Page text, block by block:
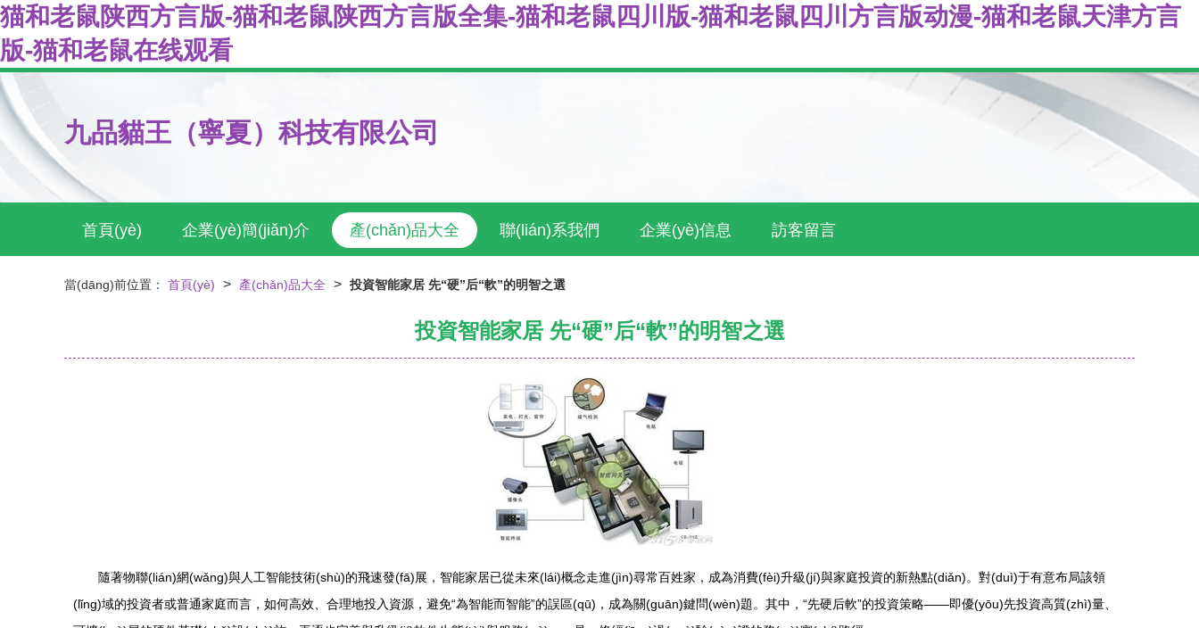
猫和老鼠陕西方言版-猫和老鼠陕西方言版全集-猫和老鼠四川版-猫和老鼠四川方言版动漫-猫和老鼠天津方言
版-猫和老鼠在线观看
九品貓王（寧夏）科技有限公司
首頁(yè) 企業(yè)簡(jiǎn)介 產(chǎn)品大全 聯(lián)系我們 企業(yè)信息 訪客留言
當(dāng)前位置： 首頁(yè) > 產(chǎn)品大全 > 投資智能家居 先“硬”后“軟”的明智之選
投資智能家居 先“硬”后“軟”的明智之選
隨著物聯(lián)網(wǎng)與人工智能技術(shù)的飛速發(fā)展，智能家居已從未來(lái)概念走進(jìn)尋常百姓家，成為消費(fèi)升級(jí)與家庭投資的新熱點(diǎn)。對(duì)于有意布局該領
(lǐng)域的投資者或普通家庭而言，如何高效、合理地投入資源，避免“為智能而智能”的誤區(qū)，成為關(guān)鍵問(wèn)題。其中，“先硬后軟”的投資策略——即優(yōu)先投資高質(zhì)量、